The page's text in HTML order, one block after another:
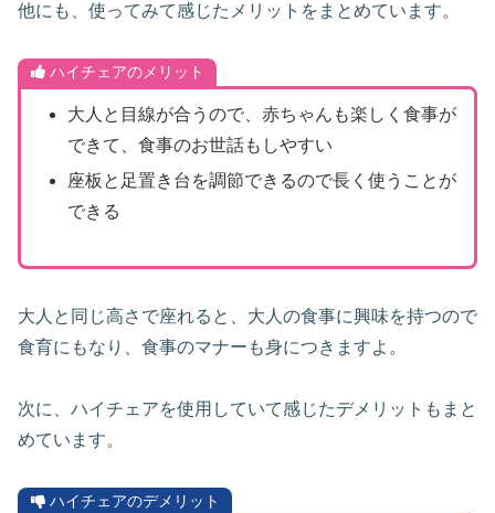
他にも、使ってみて感じたメリットをまとめています。
ハイチェアのメリット
大人と目線が合うので、赤ちゃんも楽しく食事が
できて、食事のお世話もしやすい
座板と足置き台を調節できるので長く使うことが
できる
大人と同じ高さで座れると、大人の食事に興味を持つので
食育にもなり、食事のマナーも身につきますよ。
次に、ハイチェアを使用していて感じたデメリットもまと
めています。
ハイチェアのデメリット